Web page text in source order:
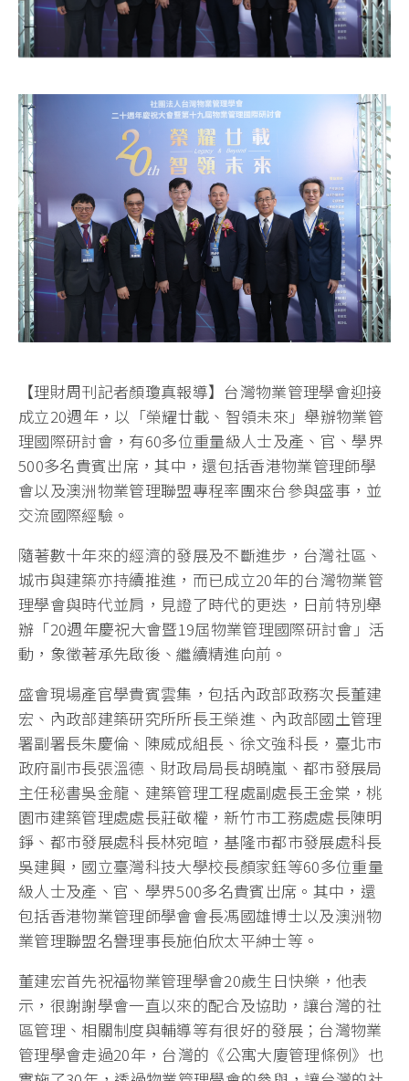
【理財周刊記者顏瓊真報導】台灣物業管理學會迎接
成立20週年，以「榮耀廿載、智領未來」舉辦物業管
理國際研討會，有60多位重量級人士及產、官、學界
500多名貴賓出席，其中，還包括香港物業管理師學
會以及澳洲物業管理聯盟專程率團來台參與盛事，並
交流國際經驗。
隨著數十年來的經濟的發展及不斷進步，台灣社區、
城市與建築亦持續推進，而已成立20年的台灣物業管
理學會與時代並肩，見證了時代的更迭，日前特別舉
辦「20週年慶祝大會暨19屆物業管理國際研討會」活
動，象徵著承先啟後、繼續精進向前。
盛會現場產官學貴賓雲集，包括內政部政務次長董建
宏、內政部建築研究所所長王榮進、內政部國土管理
署副署長朱慶倫、陳威成組長、徐文強科長，臺北市
政府副市長張溫德、財政局局長胡曉嵐、都市發展局
主任秘書吳金龍、建築管理工程處副處長王金棠，桃
園市建築管理處處長莊敬權，新竹市工務處處長陳明
錚、都市發展處科長林宛暄，基隆市都市發展處科長
吳建興，國立臺灣科技大學校長顏家鈺等60多位重量
級人士及產、官、學界500多名貴賓出席。其中，還
包括香港物業管理師學會會長馮國雄博士以及澳洲物
業管理聯盟名譽理事長施伯欣太平紳士等。
董建宏首先祝福物業管理學會20歲生日快樂，他表
示，很謝謝學會一直以來的配合及協助，讓台灣的社
區管理、相關制度與輔導等有很好的發展；台灣物業
管理學會走過20年，台灣的《公寓大廈管理條例》也